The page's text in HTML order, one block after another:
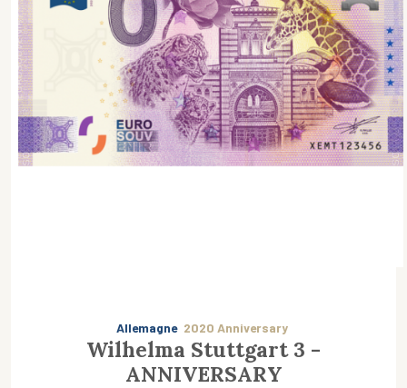
Allemagne 2020 Anniversary
Wilhelma Stuttgart 3 -
ANNIVERSARY